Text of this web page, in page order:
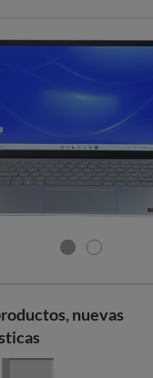
nuevas